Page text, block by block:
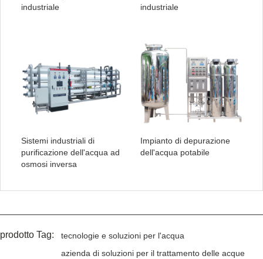
industriale
industriale
Sistemi industriali di
purificazione dell'acqua ad
osmosi inversa
Impianto di depurazione
dell'acqua potabile
prodotto Tag:
tecnologie e soluzioni per l'acqua
azienda di soluzioni per il trattamento delle acque